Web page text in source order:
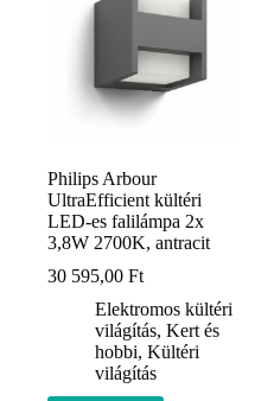
Philips Arbour
UltraEfficient kültéri
LED-es falilámpa 2x
3,8W 2700K, antracit
30 595,00 Ft
Elektromos kültéri
világítás, Kert és
hobbi, Kültéri
világítás